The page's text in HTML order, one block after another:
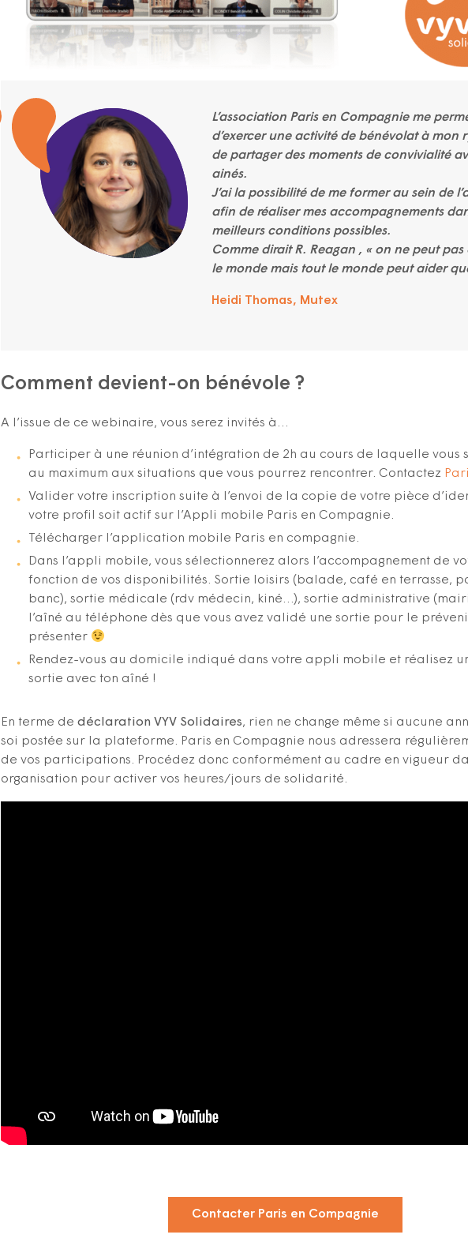
L’association Paris en Compagnie me
d’exercer une activité de bénévolat à mon
de partager des moments de convivialité
ainés.
J’ai la possibilité de me former au sein de
afin de réaliser mes accompagnements
meilleurs conditions possibles.
Comme dirait R. Reagan , « on ne peut
le monde mais tout le monde peut aider
Heidi Thomas, Mutex
Comment devient-on bénévole ?
A l’issue de ce webinaire, vous serez invités à…
Participer à une réunion d’intégration de 2h au cours de laquelle vous
au maximum aux situations que vous pourrez rencontrer. Contactez
Valider votre inscription suite à l’envoi de la copie de votre pièce
votre profil soit actif sur l’Appli mobile Paris en Compagnie.
Télécharger l’application mobile Paris en compagnie.
Dans l’appli mobile, vous sélectionnerez alors l’accompagnement de
fonction de vos disponibilités. Sortie loisirs (balade, café en terrasse,
banc), sortie médicale (rdv médecin, kiné…), sortie administrative
l’aîné au téléphone dès que vous avez validé une sortie pour le
présenter
Rendez-vous au domicile indiqué dans votre appli mobile et réalisez
sortie avec ton aîné !
En terme de déclaration VYV Solidaires, rien ne change même si aucune
soi postée sur la plateforme. Paris en Compagnie nous adressera
de vos participations. Procédez donc conformément au cadre en vigueur
organisation pour activer vos heures/jours de solidarité.
Contacter Paris en Compagnie